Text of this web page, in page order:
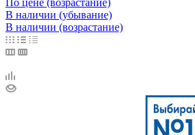
В наличии (убывание)
В наличии (возрастание)